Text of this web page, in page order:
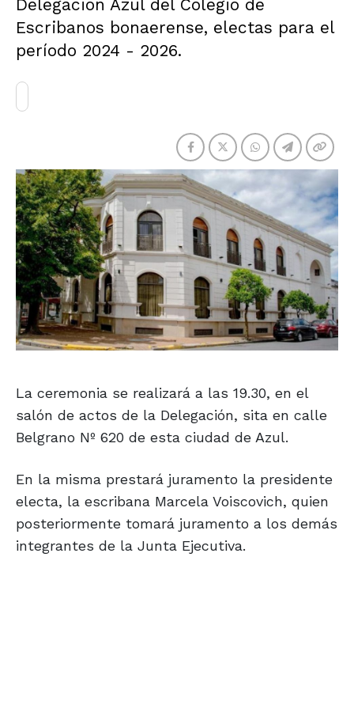
Delegación Azul del Colegio de
Escribanos bonaerense, electas para el
período 2024 - 2026.
La ceremonia se realizará a las 19.30, en el
salón de actos de la Delegación, sita en calle
Belgrano Nº 620 de esta ciudad de Azul.
En la misma prestará juramento la presidente
electa, la escribana Marcela Voiscovich, quien
posteriormente tomará juramento a los demás
integrantes de la Junta Ejecutiva.